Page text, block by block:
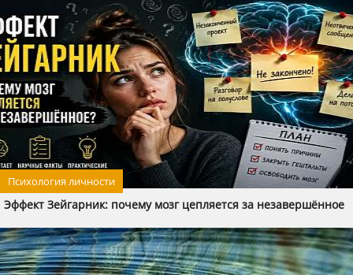
Психология личности
Эффект Зейгарник: почему мозг цепляется за незавершённое